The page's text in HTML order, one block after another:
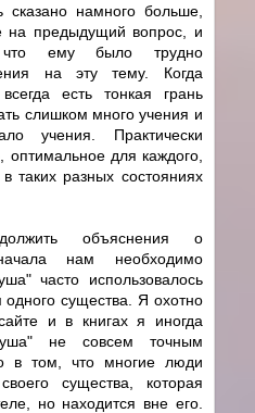
намного больше,
на предыдущий вопрос, и
ему было трудно
на эту тему. Когда
есть тонкая грань
слишком много учения и
учения. Практически
оптимальное для каждого,
таких разных состояниях
объяснения о
нам необходимо
часто использовалось
существа. Я охотно
и в книгах я иногда
не совсем точным
в том, что многие люди
существа, которая
но находится вне его.